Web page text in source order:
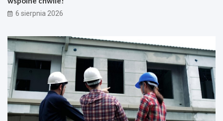
6 sierpnia 2026